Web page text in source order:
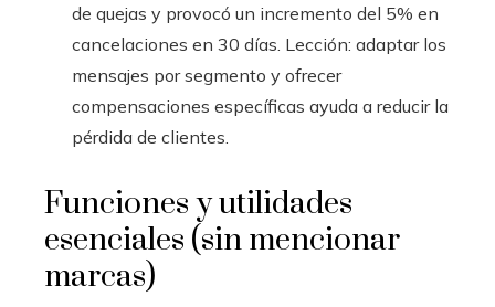
de quejas y provocó un incremento del 5% en
cancelaciones en 30 días. Lección: adaptar los
mensajes por segmento y ofrecer
compensaciones específicas ayuda a reducir la
pérdida de clientes.
Funciones y utilidades
esenciales (sin mencionar
marcas)